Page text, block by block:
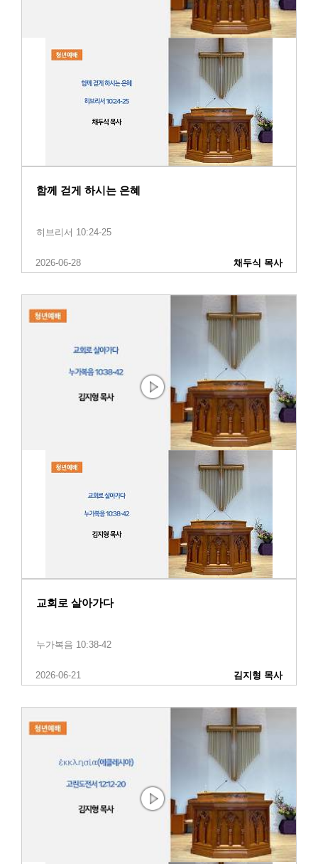
함께 걷게 하시는 은혜
히브리서 10:24-25
2026-06-28 채두식 목사
교회로 살아가다
누가복음 10:38-42
2026-06-21 김지형 목사